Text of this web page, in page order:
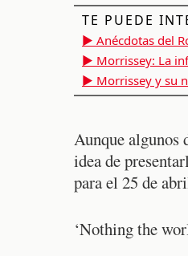
TE PUEDE
▶ Anécdotas del
▶ Morrissey: La
▶ Morrissey y su
Aunque algunos
idea de
para el 25 de
‘Nothing the